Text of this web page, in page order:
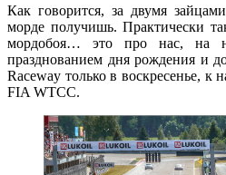
Как говорится, за двумя
морде получишь. Практически
мордобоя… это про нас, на
празднованием дня рождения и
Raceway только в воскресенье, к
FIA WTCC.